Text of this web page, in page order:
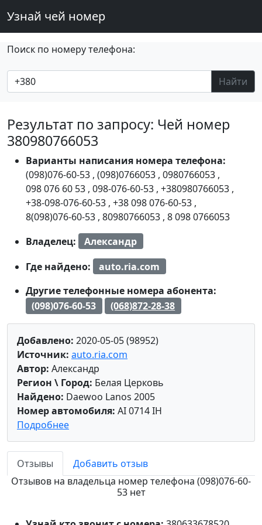
Узнай чей номер
Поиск по номеру телефона:
Найти
Результат по запросу: Чей номер
380980766053
Варианты написания номера телефона:
(098)076-60-53 , (098)0766053 , 0980766053 ,
098 076 60 53 , 098-076-60-53 , +380980766053 ,
+38-098-076-60-53 , +38 098 076-60-53 ,
8(098)076-60-53 , 80980766053 , 8 098 0766053
Владелец:
Александр
Где найдено:
auto.ria.com
Другие телефонные номера абонента:
(098)076-60-53
(068)872-28-38
Добавлено: 2020-05-05 (98952)
Источник: auto.ria.com
Автор: Александр
Регион \ Город: Белая Церковь
Найдено: Daewoo Lanos 2005
Номер автомобиля: AI 0714 IH
Подробнее
Отзывы
Добавить отзыв
Отзывов на владельца номер телефона (098)076-60-
53 нет